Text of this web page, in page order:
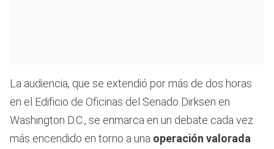
La audiencia, que se extendió por más de dos horas
en el Edificio de Oficinas del Senado Dirksen en
Washington D.C., se enmarca en un debate cada vez
más encendido en torno a una operación valorada